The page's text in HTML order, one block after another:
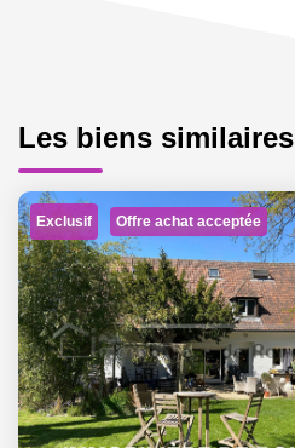
Les biens similaires
Exclusif Offre achat acceptée